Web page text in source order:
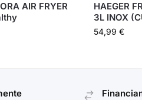
AIR FRYER
HAEGER
3L INOX
54,99 €